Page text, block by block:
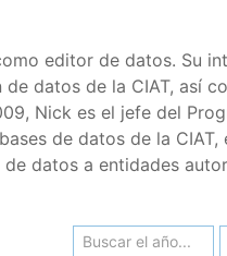
editor de datos. Su
datos de la CIAT, así
Nick es el jefe del
de datos de la
datos a entidades